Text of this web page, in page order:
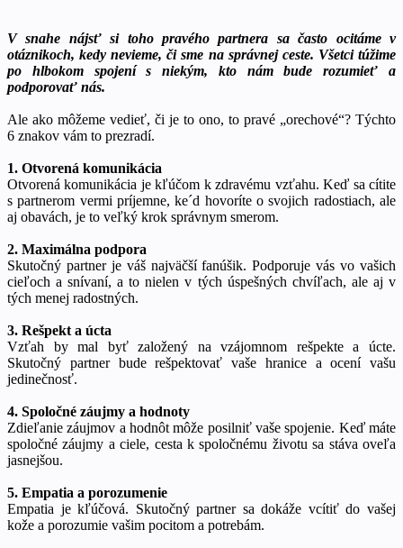
V snahe nájsť si toho pravého partnera sa často ocitáme v
otáznikoch, kedy nevieme, či sme na správnej ceste. Všetci túžime
po hlbokom spojení s niekým, kto nám bude rozumieť a
podporovať nás.
Ale ako môžeme vedieť, či je to ono, to pravé „orechové“? Týchto
6 znakov vám to prezradí.
1. Otvorená komunikácia
Otvorená komunikácia je kľúčom k zdravému vzťahu. Keď sa cítite
s partnerom vermi príjemne, ke´d hovoríte o svojich radostiach, ale
aj obavách, je to veľký krok správnym smerom.
2. Maximálna podpora
Skutočný partner je váš najväčší fanúšik. Podporuje vás vo vašich
cieľoch a snívaní, a to nielen v tých úspešných chvíľach, ale aj v
tých menej radostných.
3. Rešpekt a úcta
Vzťah by mal byť založený na vzájomnom rešpekte a úcte.
Skutočný partner bude rešpektovať vaše hranice a ocení vašu
jedinečnosť.
4. Spoločné záujmy a hodnoty
Zdieľanie záujmov a hodnôt môže posilniť vaše spojenie. Keď máte
spoločné záujmy a ciele, cesta k spoločnému životu sa stáva oveľa
jasnejšou.
5. Empatia a porozumenie
Empatia je kľúčová. Skutočný partner sa dokáže vcítiť do vašej
kože a porozumie vašim pocitom a potrebám.